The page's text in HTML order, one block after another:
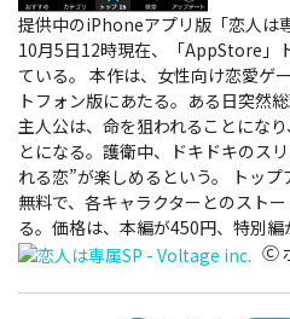
提供中のiPhoneアプリ版「恋人は
10月5日12時現在、「AppStore」
ている。 本作は、女性向け恋愛ゲ
トフォン版にあたる。ある日突然
主人公は、命を狙われることにな
とになる。護衛中、ドキドキのス
れる恋”が楽しめるという。 トッ
無料で、各キャラクターとのスト
る。価格は、本編が450円、特別編
Ⓒ